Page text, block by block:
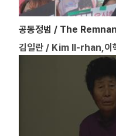
공동정범 / The
김일란 / Kim Il-rhan,